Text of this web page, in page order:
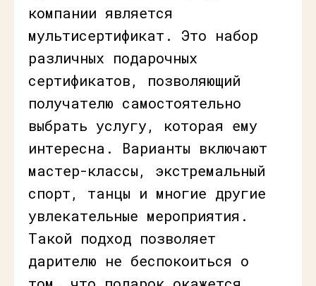
компании является
мультисертификат. Это набор
различных подарочных
сертификатов, позволяющий
получателю самостоятельно
выбрать услугу, которая ему
интересна. Варианты включают
мастер-классы, экстремальный
спорт, танцы и многие другие
увлекательные мероприятия.
Такой подход позволяет
дарителю не беспокоиться о